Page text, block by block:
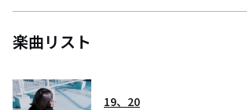
楽曲リスト
19、20